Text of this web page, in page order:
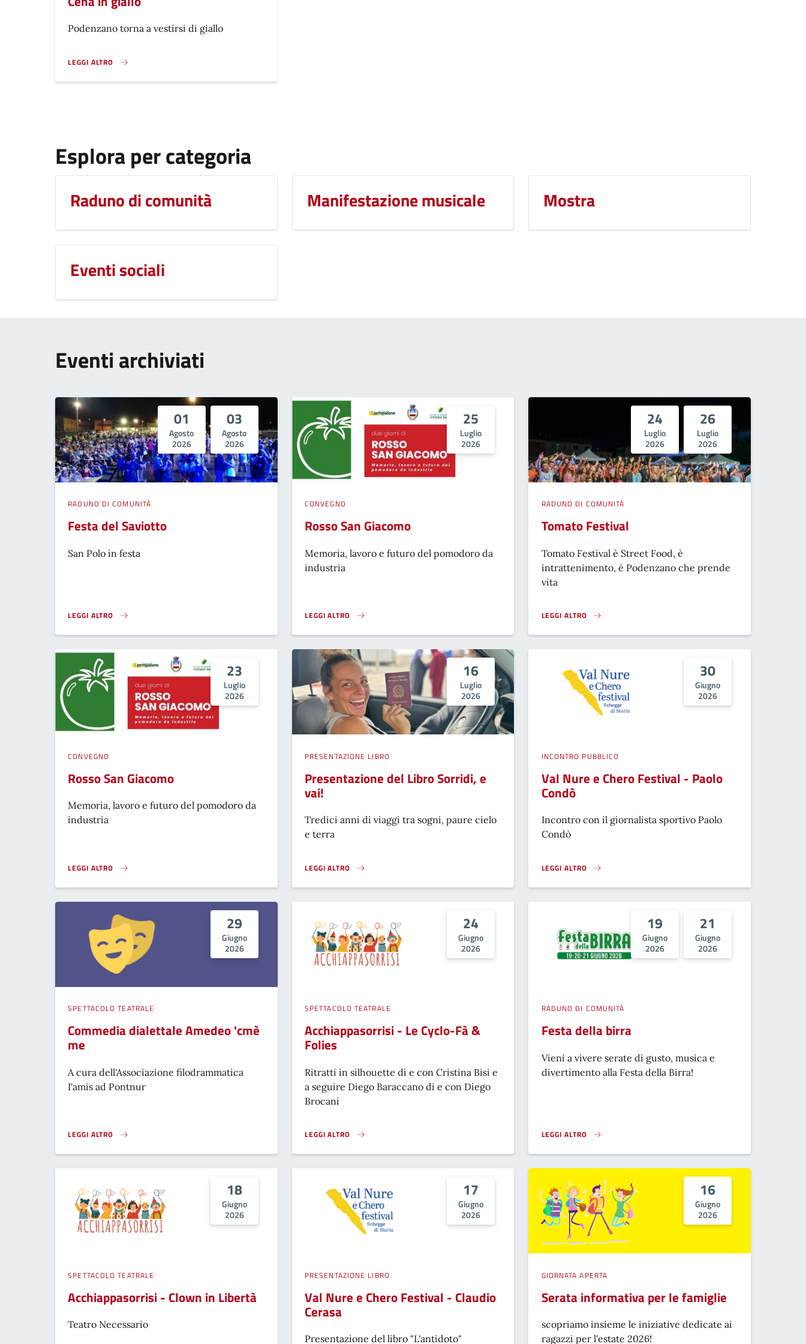
Podenzano torna a vestirsi di giallo
LEGGI ALTRO
CENA IN GIALLO}
Esplora per categoria
Raduno di comunità Manifestazione musicale Mostra
Eventi sociali
Eventi archiviati
01
Agosto
2026
03
Agosto
2026
RADUNO DI COMUNITÀ
Festa del Saviotto
San Polo in festa
LEGGI ALTRO
FESTA DEL SAVIOTTO}
25
Luglio
2026
CONVEGNO
Rosso San Giacomo
Memoria, lavoro e futuro del pomodoro da
industria
LEGGI ALTRO
ROSSO SAN GIACOMO}
24
Luglio
2026
26
Luglio
2026
RADUNO DI COMUNITÀ
Tomato Festival
Tomato Festival è Street Food, è
intrattenimento, è Podenzano che prende
vita
LEGGI ALTRO
TOMATO FESTIVAL}
23
Luglio
2026
CONVEGNO
Rosso San Giacomo
Memoria, lavoro e futuro del pomodoro da
industria
LEGGI ALTRO
ROSSO SAN GIACOMO}
16
Luglio
2026
PRESENTAZIONE LIBRO
Presentazione del Libro Sorridi, e
vai!
Tredici anni di viaggi tra sogni, paure cielo
e terra
LEGGI ALTRO
PRESENTAZIONE DEL LIBRO SORRIDI, E VAI!}
30
Giugno
2026
INCONTRO PUBBLICO
Val Nure e Chero Festival - Paolo
Condò
Incontro con il giornalista sportivo Paolo
Condò
LEGGI ALTRO
VAL NURE E CHERO FESTIVAL - PAOLO CONDÒ}
29
Giugno
2026
SPETTACOLO TEATRALE
Commedia dialettale Amedeo 'cmè
me
A cura dell'Associazione filodrammatica
I'amis ad Pontnur
LEGGI ALTRO
COMMEDIA DIALETTALE AMEDEO 'CMÈ ME}
24
Giugno
2026
SPETTACOLO TEATRALE
Acchiappasorrisi - Le Cyclo-Fà &
Folies
Ritratti in silhouette di e con Cristina Bisi e
a seguire Diego Baraccano di e con Diego
Brocani
LEGGI ALTRO
ACCHIAPPASORRISI - LE CYCLO-FÀ & FOLIES}
19
Giugno
2026
21
Giugno
2026
RADUNO DI COMUNITÀ
Festa della birra
Vieni a vivere serate di gusto, musica e
divertimento alla Festa della Birra!
LEGGI ALTRO
FESTA DELLA BIRRA}
18
Giugno
2026
SPETTACOLO TEATRALE
Acchiappasorrisi - Clown in Libertà
Teatro Necessario
17
Giugno
2026
PRESENTAZIONE LIBRO
Val Nure e Chero Festival - Claudio
Cerasa
Presentazione del libro "L'antidoto"
16
Giugno
2026
GIORNATA APERTA
Serata informativa per le famiglie
scopriamo insieme le iniziative dedicate ai
ragazzi per l'estate 2026!